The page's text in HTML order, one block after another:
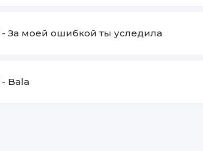
- За моей ошибкой ты уследила
- Bala